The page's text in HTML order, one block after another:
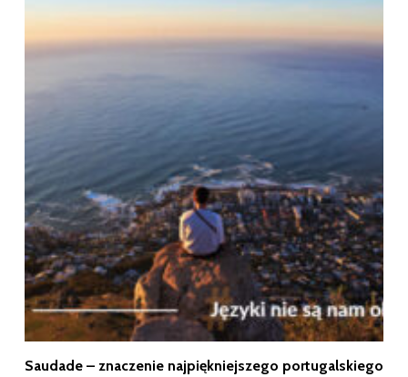
Saudade – znaczenie najpiękniejszego portugalskiego